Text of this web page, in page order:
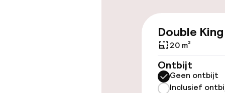
Overal
Lift
Double
20 m²
Ontbijt
Geen ontbijt
Inclusief